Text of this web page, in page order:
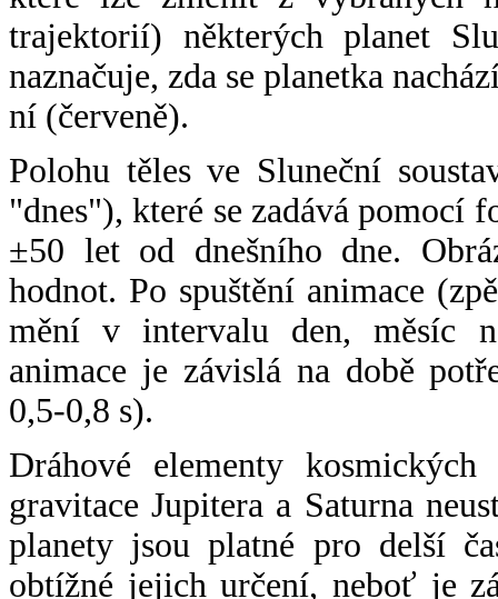
trajektorií) některých planet
naznačuje, zda se planetka
ní (červeně).
Polohu těles ve Sluneční
"dnes"), které se zadává pomocí
±50 let od dnešního dne.
hodnot. Po spuštění animace
mění v intervalu den, měsíc
animace je závislá na době
0,5-0,8 s).
Dráhové elementy
gravitace Jupitera a Saturna
planety jsou platné pro delší
obtížné jejich určení, neboť je